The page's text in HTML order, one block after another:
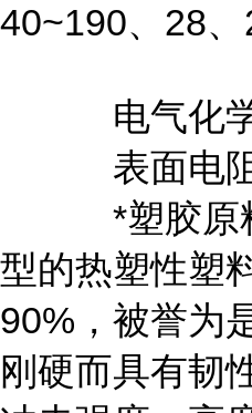
40~190、28
电气化学
表面电
*塑胶原料
型的热塑性塑
90%，被誉为
刚硬而具有韧